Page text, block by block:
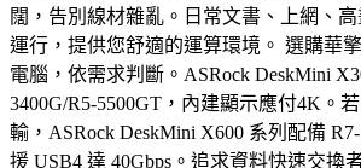
闊，告別線材雜亂。日常文書、上網、
運行，提供您舒適的運算環境。 選購華
電腦，依需求判斷。ASRock DeskMini
3400G/R5-5500GT，內建顯示應付4K。
輸，ASRock DeskMini X600 系列配備
援 USB4 達 40Gbps。追求資料快速交換